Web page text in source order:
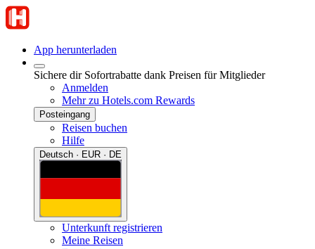
App herunterladen
Sichere dir Sofortrabatte dank Preisen für Mitglieder
Anmelden
Mehr zu Hotels.com Rewards
Posteingang
Reisen buchen
Hilfe
Deutsch · EUR · DE
Unterkunft registrieren
Meine Reisen